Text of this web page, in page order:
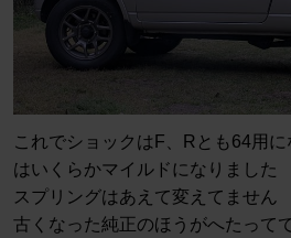
これでショックはF、Rとも64用
はいくらかマイルドになりました
スプリングはあえて変えてません
古くなった純正のほうがへたって